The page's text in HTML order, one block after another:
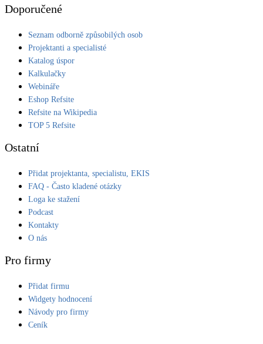
Doporučené
Seznam odborně způsobilých osob
Projektanti a specialisté
Katalog úspor
Kalkulačky
Webináře
Eshop Refsite
Refsite na Wikipedia
TOP 5 Refsite
Ostatní
Přidat projektanta, specialistu, EKIS
FAQ - Často kladené otázky
Loga ke stažení
Podcast
Kontakty
O nás
Pro firmy
Přidat firmu
Widgety hodnocení
Návody pro firmy
Ceník